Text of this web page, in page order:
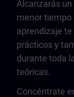
Alcanzarás
menor tiempo
aprendizaje
prácticos y
durante toda
teóricas.
Concéntrate